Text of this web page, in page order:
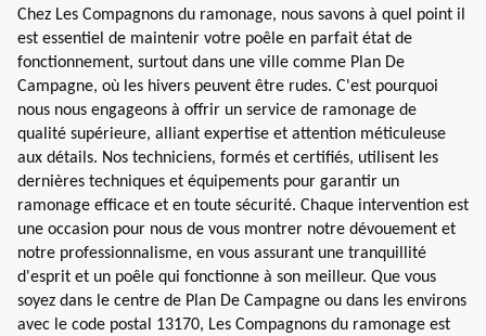
Chez Les Compagnons du ramonage, nous savons à quel point il
est essentiel de maintenir votre poêle en parfait état de
fonctionnement, surtout dans une ville comme Plan De
Campagne, où les hivers peuvent être rudes. C'est pourquoi
nous nous engageons à offrir un service de ramonage de
qualité supérieure, alliant expertise et attention méticuleuse
aux détails. Nos techniciens, formés et certifiés, utilisent les
dernières techniques et équipements pour garantir un
ramonage efficace et en toute sécurité. Chaque intervention est
une occasion pour nous de vous montrer notre dévouement et
notre professionnalisme, en vous assurant une tranquillité
d'esprit et un poêle qui fonctionne à son meilleur. Que vous
soyez dans le centre de Plan De Campagne ou dans les environs
avec le code postal 13170, Les Compagnons du ramonage est